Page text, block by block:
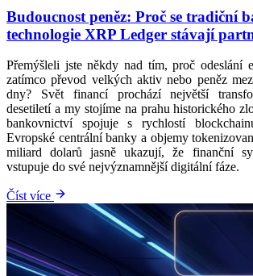
Budoucnost peněz: Proč se tradiční
technologie XRP Ledger stávají
Přemýšleli jste někdy nad tím, proč odeslání
zatímco převod velkých aktiv nebo peněz
dny? Svět financí prochází největší
desetiletí a my stojíme na prahu historického
bankovnictví spojuje s rychlostí
Evropské centrální banky a objemy
miliard dolarů jasně ukazují, že finanční
vstupuje do své nejvýznamnější digitální fáze.
Číst více